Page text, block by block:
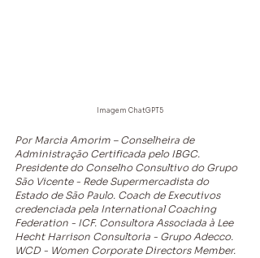
Imagem ChatGPT5
Por Marcia Amorim – Conselheira de
Administração Certificada pelo IBGC.
Presidente do Conselho Consultivo do Grupo
São Vicente - Rede Supermercadista do
Estado de São Paulo. Coach de Executivos
credenciada pela International Coaching
Federation - ICF. Consultora Associada à Lee
Hecht Harrison Consultoria - Grupo Adecco.
WCD - Women Corporate Directors Member.